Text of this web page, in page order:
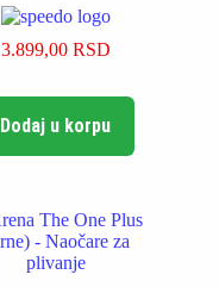
3.899,00 RSD
Dodaj u korpu